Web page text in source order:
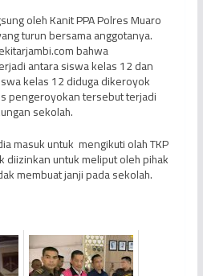
oleh Kanit PPA Polres Muaro
turun bersama anggotanya.
bahwa
antara siswa kelas 12 dan
kelas 12 diduga dikeroyok
pengeroyokan tersebut terjadi
sekolah.
masuk untuk mengikuti olah TKP
untuk meliput oleh pihak
membuat janji pada sekolah.